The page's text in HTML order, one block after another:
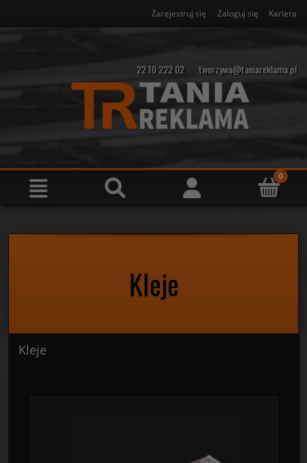
Zarejestruj się Zaloguj się Kariera
22 10 222 02 tworzywa@taniareklama.pl
Kleje
Kleje